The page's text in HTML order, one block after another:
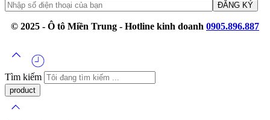
© 2025 - Ô tô Miền Trung - Hotline kinh doanh 0905.896.887
Tìm kiếm